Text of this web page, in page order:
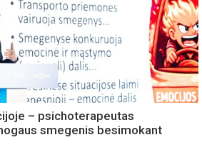
– psichoterapeutas
smegenis besimokant